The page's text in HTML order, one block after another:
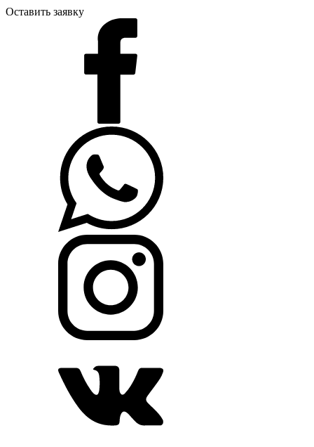
Оставить заявку